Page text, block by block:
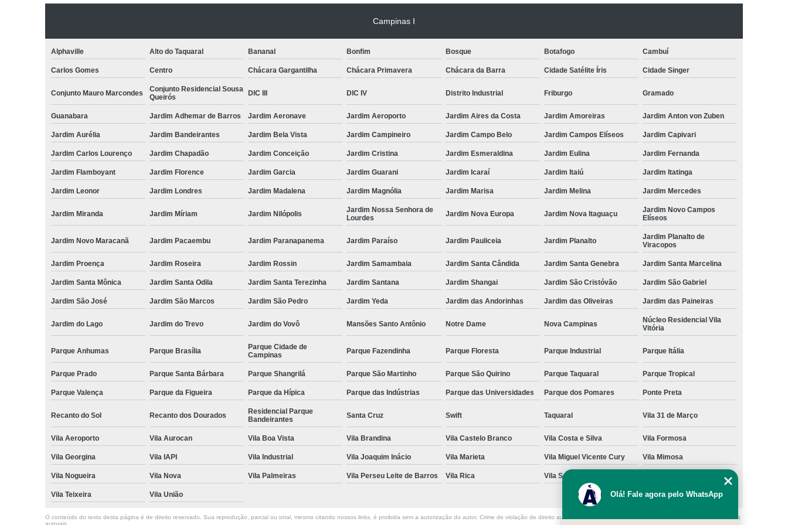
Campinas I
Alphaville Alto do Taquaral Bananal Bonfim Bosque Botafogo Cambuí
Carlos Gomes Centro Chácara Gargantilha Chácara Primavera Chácara da Barra Cidade Satélite Íris Cidade Singer
Conjunto Mauro Marcondes
Conjunto Residencial Sousa
Queirós
DIC III DIC IV Distrito Industrial Friburgo Gramado
Guanabara Jardim Adhemar de Barros Jardim Aeronave Jardim Aeroporto Jardim Aires da Costa Jardim Amoreiras Jardim Anton von Zuben
Jardim Aurélia Jardim Bandeirantes Jardim Bela Vista Jardim Campineiro Jardim Campo Belo Jardim Campos Elíseos Jardim Capivari
Jardim Carlos Lourenço Jardim Chapadão Jardim Conceição Jardim Cristina Jardim Esmeraldina Jardim Eulina Jardim Fernanda
Jardim Flamboyant Jardim Florence Jardim Garcia Jardim Guarani Jardim Icaraí Jardim Itaiú Jardim Itatinga
Jardim Leonor Jardim Londres Jardim Madalena Jardim Magnólia Jardim Marisa Jardim Melina Jardim Mercedes
Jardim Miranda Jardim Míriam Jardim Nilópolis
Jardim Nossa Senhora de
Lourdes
Jardim Nova Europa Jardim Nova Itaguaçu
Jardim Novo Campos
Elíseos
Jardim Novo Maracanã Jardim Pacaembu Jardim Paranapanema Jardim Paraíso Jardim Pauliceia Jardim Planalto
Jardim Planalto de
Viracopos
Jardim Proença Jardim Roseira Jardim Rossin Jardim Samambaia Jardim Santa Cândida Jardim Santa Genebra Jardim Santa Marcelina
Jardim Santa Mônica Jardim Santa Odila Jardim Santa Terezinha Jardim Santana Jardim Shangai Jardim São Cristóvão Jardim São Gabriel
Jardim São José Jardim São Marcos Jardim São Pedro Jardim Yeda Jardim das Andorinhas Jardim das Oliveiras Jardim das Paineiras
Jardim do Lago Jardim do Trevo Jardim do Vovô Mansões Santo Antônio Notre Dame Nova Campinas
Núcleo Residencial Vila
Vitória
Parque Anhumas Parque Brasília
Parque Cidade de
Campinas
Parque Fazendinha Parque Floresta Parque Industrial Parque Itália
Parque Prado Parque Santa Bárbara Parque Shangrilá Parque São Martinho Parque São Quirino Parque Taquaral Parque Tropical
Parque Valença Parque da Figueira Parque da Hípica Parque das Indústrias Parque das Universidades Parque dos Pomares Ponte Preta
Recanto do Sol Recanto dos Dourados
Residencial Parque
Bandeirantes
Santa Cruz Swift Taquaral Vila 31 de Março
Vila Aeroporto Vila Aurocan Vila Boa Vista Vila Brandina Vila Castelo Branco Vila Costa e Silva Vila Formosa
Vila Georgina Vila IAPI Vila Industrial Vila Joaquim Inácio Vila Marieta Vila Miguel Vicente Cury Vila Mimosa
Vila Nogueira Vila Nova Vila Palmeiras Vila Perseu Leite de Barros Vila Rica Vila San Martin
Vila Teixeira Vila União
O conteúdo do texto desta página é de direito reservado. Sua reprodução, parcial ou total, mesmo citando nossos links, é proibida sem a autorização do autor. Crime de violação de direito autoral – artigo 184 do Código Penal –
Lei 9610/98 - Lei de direitos
autorais
Olá! Fale agora pelo WhatsApp